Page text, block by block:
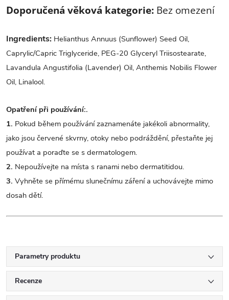
Doporučená věková kategorie: Bez omezení
Ingredients: Helianthus Annuus (Sunflower) Seed Oil,
Caprylic/Capric Triglyceride, PEG-20 Glyceryl Triisostearate,
Lavandula Angustifolia (Lavender) Oil, Anthemis Nobilis Flower
Oil, Linalool.
Opatření při používání:.
1. Pokud během používání zaznamenáte jakékoli abnormality,
jako jsou červené skvrny, otoky nebo podráždění, přestaňte jej
používat a poraďte se s dermatologem.
2. Nepoužívejte na místa s ranami nebo dermatitidou.
3. Vyhněte se přímému slunečnímu záření a uchovávejte mimo
dosah dětí.
Parametry produktu
Recenze